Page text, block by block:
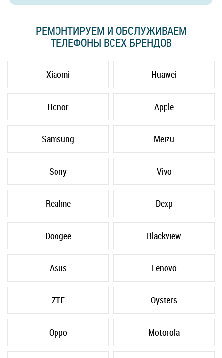
РЕМОНТИРУЕМ И ОБСЛУЖИВАЕМ
ТЕЛЕФОНЫ ВСЕХ БРЕНДОВ
Xiaomi Huawei
Honor Apple
Samsung Meizu
Sony Vivo
Realme Dexp
Doogee Blackview
Asus Lenovo
ZTE Oysters
Oppo Motorola